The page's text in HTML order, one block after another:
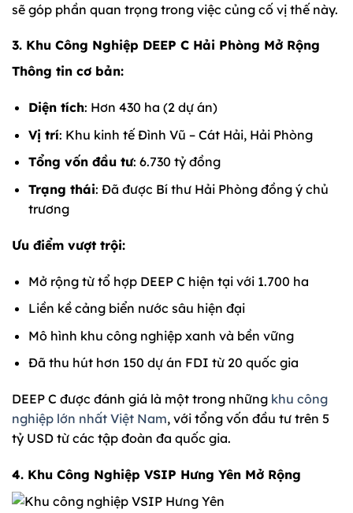
sẽ góp phần quan trọng trong việc củng cố vị thế này.
3. Khu Công Nghiệp DEEP C Hải Phòng Mở Rộng
Thông tin cơ bản:
Diện tích: Hơn 430 ha (2 dự án)
Vị trí: Khu kinh tế Đình Vũ – Cát Hải, Hải Phòng
Tổng vốn đầu tư: 6.730 tỷ đồng
Trạng thái: Đã được Bí thư Hải Phòng đồng ý chủ
trương
Ưu điểm vượt trội:
Mở rộng từ tổ hợp DEEP C hiện tại với 1.700 ha
Liền kề cảng biển nước sâu hiện đại
Mô hình khu công nghiệp xanh và bền vững
Đã thu hút hơn 150 dự án FDI từ 20 quốc gia
DEEP C được đánh giá là một trong những khu công
nghiệp lớn nhất Việt Nam, với tổng vốn đầu tư trên 5
tỷ USD từ các tập đoàn đa quốc gia.
4. Khu Công Nghiệp VSIP Hưng Yên Mở Rộng